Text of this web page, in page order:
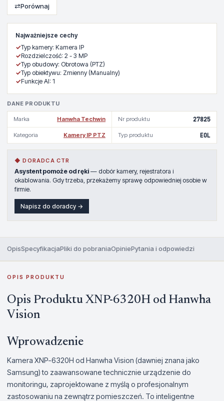
Najważniejsze cechy
✓Typ kamery: Kamera IP
✓Rozdzielczość: 2 - 3 MP
✓Typ obudowy: Obrotowa (PTZ)
✓Typ obiektywu: Zmienny (Manualny)
✓Funkcje AI: 1
DANE PRODUKTU
Marka Hanwha Techwin Nr produktu 27825
Kategoria Kamery IP PTZ Typ produktu EOL
◆ DORADCA CTR
Asystent pomoże od ręki — dobór kamery, rejestratora i
okablowania. Gdy trzeba, przekażemy sprawę odpowiedniej osobie w
firmie.
Napisz do doradcy →
⇄Porównaj
OpisSpecyfikacjaPliki do pobraniaOpiniePytania i odpowiedzi
OPIS PRODUKTU
Opis Produktu XNP-6320H od Hanwha
Vision
Wprowadzenie
Kamera XNP-6320H od Hanwha Vision (dawniej znana jako
Samsung) to zaawansowane technicznie urządzenie do
monitoringu, zaprojektowane z myślą o profesjonalnym
zastosowaniu na zewnątrz pomieszczeń. To inteligentne